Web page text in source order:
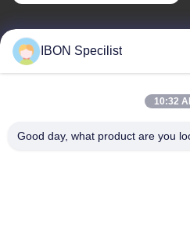
우리 주소
중국 광둥성 둥관시 랴오부진 랴오
Tel
IBON Specilist
10:32
Good day, what product are you